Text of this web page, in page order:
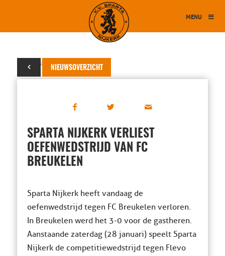
MENU
NIEUWSOVERZICHT
21 januari 2017
SPARTA NIJKERK VERLIEST
OEFENWEDSTRIJD VAN FC
BREUKELEN
Sparta Nijkerk heeft vandaag de
oefenwedstrijd tegen FC Breukelen verloren.
In Breukelen werd het 3-0 voor de gastheren.
Aanstaande zaterdag (28 januari) speelt Sparta
Nijkerk de competitiewedstrijd tegen Flevo